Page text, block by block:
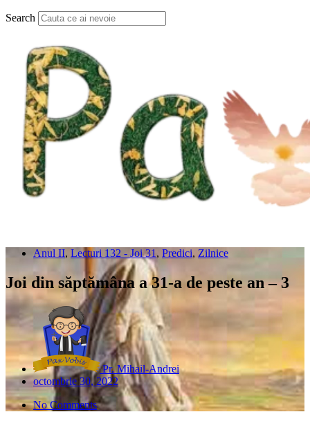
Search
Anul II, Lecturi 132 - Joi 31 , Predici, Zilnice
Joi din săptămâna a 31-a de peste an – 3
Pr. Mihail-Andrei
octombrie 30, 2022
No Comments